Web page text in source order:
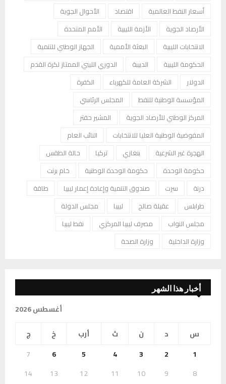
أسعار النفط العالمية
اقتصاد
الأحوال الجوية
الأرصاد الجوية
الأزمة الليبية
الأمم المتحدة
الانتخابات الليبية
البعثة الأممية
الجهاز الوطني للتنمية
الحكومة الليبية
الدبيبة
الدوري الليبي الممتاز لكرة القدم
الدولار
الشركة العامة للكهرباء
الكفرة
المؤسسة الوطنية للنفط
المجلس الرئاسي
المركز الوطني للأرصاد الجوية
المشير حفتر
المفوضية الوطنية العليا للانتخابات
النائب العام
الهجرة غير الشرعية
بنغازي تركيا
حالة الطقس
حكومة الوحدة
حكومة الوحدة الوطنية
خام برنت
درنة
سرت صندوق التنمية وإعادة إعمار ليبيا
طاقة
طرابلس
عقيلة صالح ليبيا
مجلس الدولة
مجلس النواب
مصرف ليبيا المركزي
نفط ليبيا
وزارة الداخلية
وزارة الصحة
أخبار هذا الشهر
أغسطس 2026
س
د ن ث أرب خ
ج
1
2
3
4
5
6
7
8
9
10
11
12
13
14